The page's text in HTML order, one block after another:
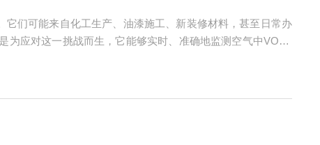
们可能来自化工生产、油漆施工、新装修材料，甚至日常办
应对这一挑战而生，它能够实时、准确地监测空气中VOCs